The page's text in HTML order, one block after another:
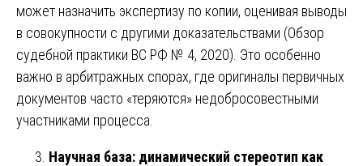
может назначить экспертизу по копии, оценивая выводы
в совокупности с другими доказательствами (Обзор
судебной практики ВС РФ № 4, 2020). Это особенно
важно в арбитражных спорах, где оригиналы первичных
документов часто «теряются» недобросовестными
участниками процесса.
Научная база: динамический стереотип как